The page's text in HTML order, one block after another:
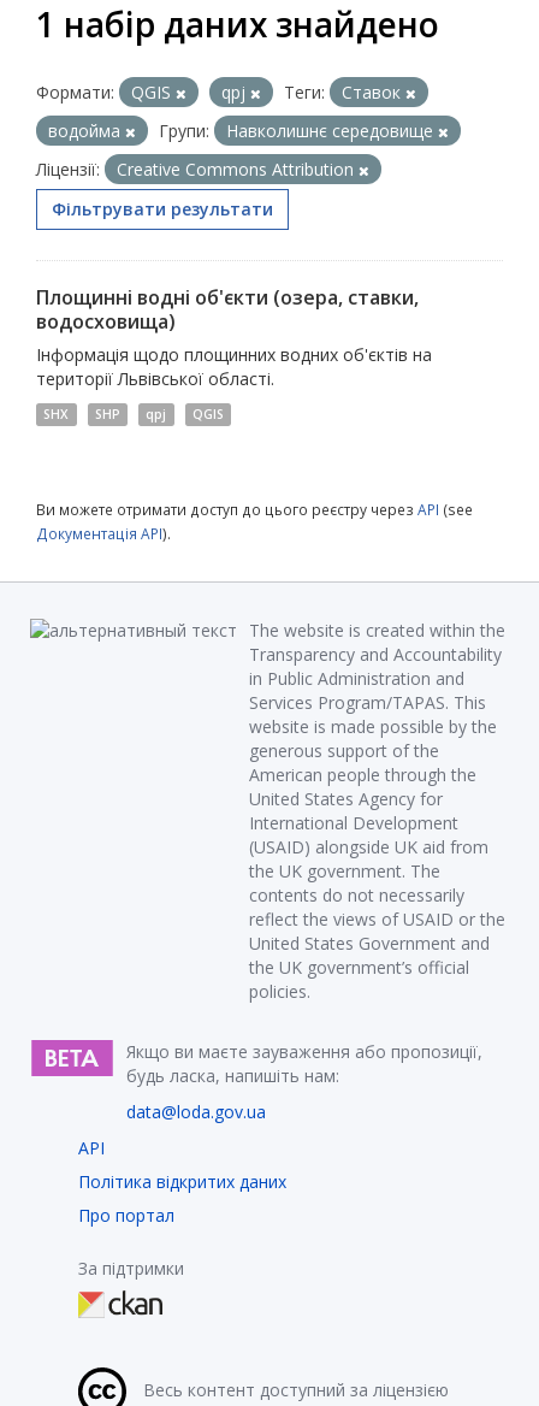
1 набір даних знайдено
Формати: QGIS qpj Теги:
Ставок
водойма
Групи:
Навколишнє середовище
Ліцензії:
Creative Commons Attribution
Фільтрувати результати
Площинні водні об'єкти (озера, ставки,
водосховища)
Інформація щодо площинних водних об'єктів на
території Львівської області.
SHX SHP qpj QGIS
Ви можете отримати доступ до цього реєстру через API (see
Документація API).
The website is created within the
Transparency and Accountability
in Public Administration and
Services Program/TAPAS. This
website is made possible by the
generous support of the
American people through the
United States Agency for
International Development
(USAID) alongside UK aid from
the UK government. The
contents do not necessarily
reflect the views of USAID or the
United States Government and
the UK government’s official
policies.
Якщо ви маєте зауваження або пропозиції,
будь ласка, напишіть нам:
data@loda.gov.ua
API
Політика відкритих даних
Про портал
За підтримки
Весь контент доступний за ліцензією